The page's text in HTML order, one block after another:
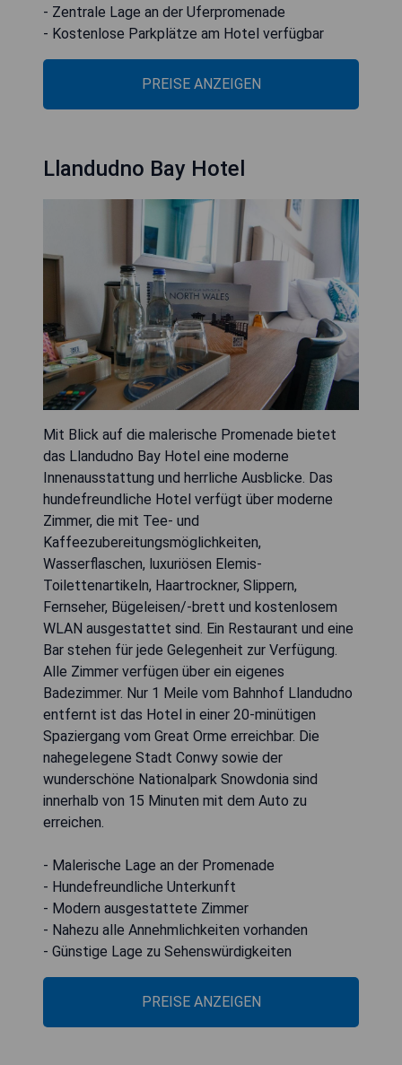
- Zentrale Lage an der Uferpromenade
- Kostenlose Parkplätze am Hotel verfügbar
PREISE ANZEIGEN
Llandudno Bay Hotel
Mit Blick auf die malerische Promenade bietet
das Llandudno Bay Hotel eine moderne
Innenausstattung und herrliche Ausblicke. Das
hundefreundliche Hotel verfügt über moderne
Zimmer, die mit Tee- und
Kaffeezubereitungsmöglichkeiten,
Wasserflaschen, luxuriösen Elemis-
Toilettenartikeln, Haartrockner, Slippern,
Fernseher, Bügeleisen/-brett und kostenlosem
WLAN ausgestattet sind. Ein Restaurant und eine
Bar stehen für jede Gelegenheit zur Verfügung.
Alle Zimmer verfügen über ein eigenes
Badezimmer. Nur 1 Meile vom Bahnhof Llandudno
entfernt ist das Hotel in einer 20-minütigen
Spaziergang vom Great Orme erreichbar. Die
nahegelegene Stadt Conwy sowie der
wunderschöne Nationalpark Snowdonia sind
innerhalb von 15 Minuten mit dem Auto zu
erreichen.
- Malerische Lage an der Promenade
- Hundefreundliche Unterkunft
- Modern ausgestattete Zimmer
- Nahezu alle Annehmlichkeiten vorhanden
- Günstige Lage zu Sehenswürdigkeiten
PREISE ANZEIGEN